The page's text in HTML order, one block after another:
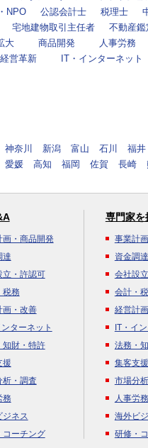
NPO 公認会計士 税理士
宅地建物取引主任者
不動産鑑
大 商品開発
人事労務
営革新
IT・インターネット
神奈川 新潟 富山 石川
福井
愛媛 高知 福岡 佐賀 長崎
画・商品開発
達
立・許認可
税務
画・改善
ンターネット
知財・特許
援
析・調査
務
ジネス
コーチング
専門家を
事業計
資金調達
会社設
会計・
経営計
IT・イ
法務・
集客支援
市場分
人事労務
海外ビ
研修・